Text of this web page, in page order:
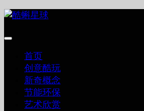
跳
内
首页
创意酷玩
新奇概念
节能环保
艺术欣赏